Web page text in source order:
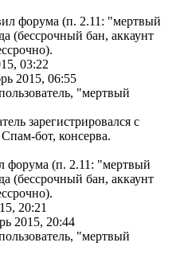
форума (п. 2.11: "мертвый
(бессрочный бан, аккаунт
03:22
2015, 06:55
"мертвый
зарегистрировался с
бот, консерва.
форума (п. 2.11: "мертвый
(бессрочный бан, аккаунт
20:21
2015, 20:44
"мертвый